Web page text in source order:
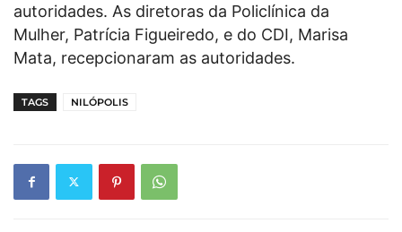
autoridades. As diretoras da Policlínica da
Mulher, Patrícia Figueiredo, e do CDI, Marisa
Mata, recepcionaram as autoridades.
TAGS NILÓPOLIS